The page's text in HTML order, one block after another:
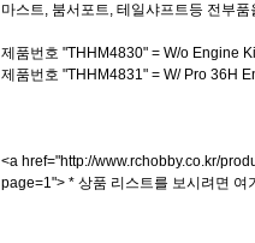
마스트, 붐서포트, 테일샤프트등 전부
제품번호 "THHM4830" = W/o Engine
제품번호 "THHM4831" = W/ Pro 36H
<a href="http://www.rchobby.co.kr/
page=1"> * 상품 리스트를 보시려면 여